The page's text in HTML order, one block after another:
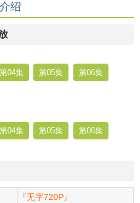
介绍
第04集 第05集 第06集
第04集 第05集 第06集
『无字720P』